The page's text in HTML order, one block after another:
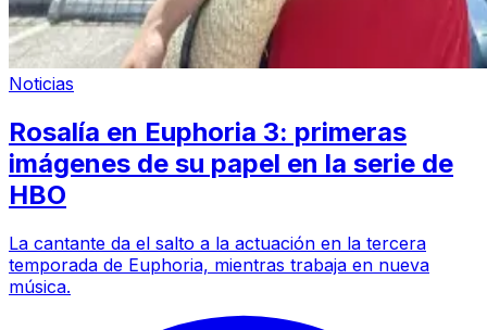
Noticias
Rosalía en Euphoria 3: primeras
imágenes de su papel en la serie de
HBO
La cantante da el salto a la actuación en la tercera
temporada de Euphoria, mientras trabaja en nueva
música.